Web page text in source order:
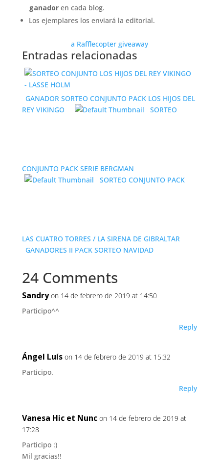
ganadoren cada blog.
Los ejemplares los enviará la editorial.
a Rafflecopter giveaway
Entradas relacionadas
GANADOR SORTEO CONJUNTO PACK LOS HIJOS DEL
REY VIKINGO
SORTEO
CONJUNTO PACK SERIE BERGMAN
SORTEO CONJUNTO PACK
LAS CUATRO TORRES / LA SIRENA DE GIBRALTAR
GANADORES II PACK SORTEO NAVIDAD
24 Comments
Sandry on 14 de febrero de 2019 at 14:50
Participo^^
Reply
Ángel Luís on 14 de febrero de 2019 at 15:32
Participo.
Reply
Vanesa Hic et Nunc on 14 de febrero de 2019 at
17:28
Participo :)
Mil gracias!!